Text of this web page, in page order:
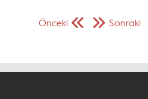
Önceki Sonraki